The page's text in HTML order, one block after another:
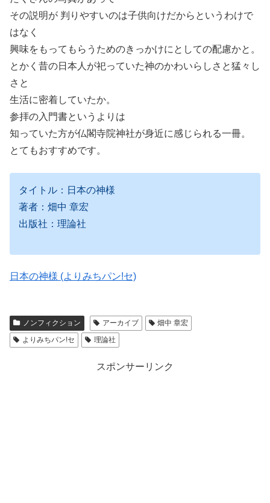
その説明が 判りやすいのは子供向けだからというわけで
はなく
興味をもってもらうためのきっかけにとしての配慮かと。
とかく昔の日本人が祀っていた神のかわいらしさと猛々し
さと
生活に密着していたか。
参拝の入門書というよりは
知っていた方が仏閣寺院神社が身近に感じられる一冊。
とてもおすすめです。
タイトル：日本の神様
著者：畑中 章宏
出版社：理論社
日本の神様 (よりみちパン!セ)
ノンフィクション アーカイブ
畑中 章宏
よりみちパン!セ
理論社
スポンサーリンク